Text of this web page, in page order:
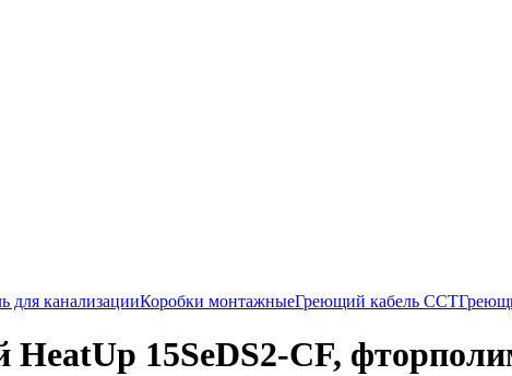
для канализацииКоробки монтажныеГреющий кабель ССТ
15SeDS2-CF,